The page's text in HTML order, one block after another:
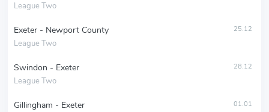
League Two
Exeter - Newport County
League Two
25.12
Swindon - Exeter
League Two
28.12
Gillingham - Exeter 01.01